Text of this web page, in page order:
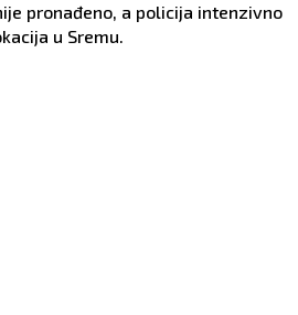
pronađeno, a policija intenzivno
u Sremu.